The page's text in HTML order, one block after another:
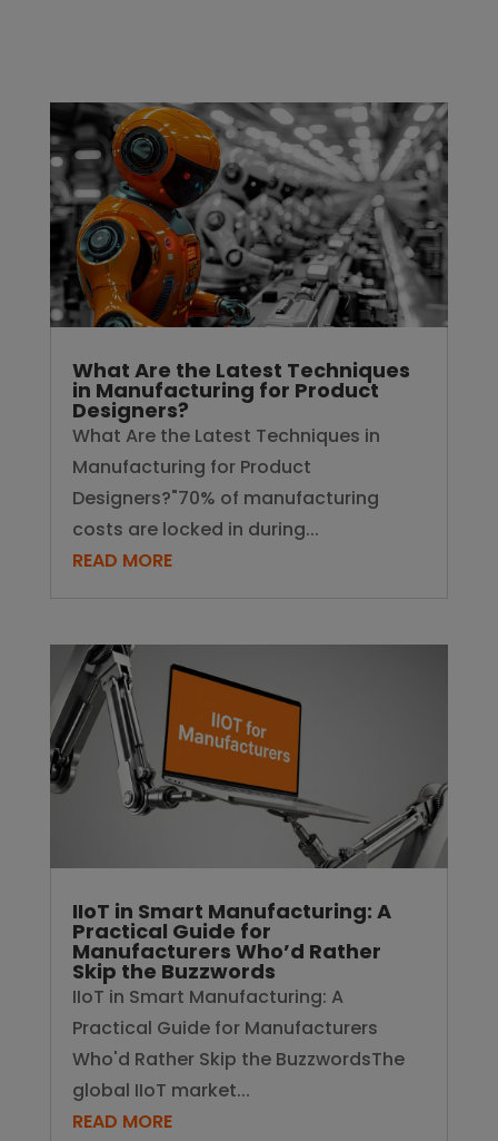
What Are the Latest Techniques
in Manufacturing for Product
Designers?
What Are the Latest Techniques in
Manufacturing for Product
Designers?"70% of manufacturing
costs are locked in during...
READ MORE
IIoT in Smart Manufacturing: A
Practical Guide for
Manufacturers Who’d Rather
Skip the Buzzwords
IIoT in Smart Manufacturing: A
Practical Guide for Manufacturers
Who'd Rather Skip the BuzzwordsThe
global IIoT market...
READ MORE